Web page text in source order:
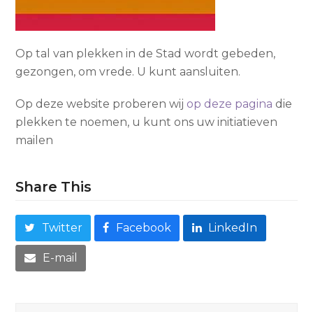
Op tal van plekken in de Stad wordt gebeden,
gezongen, om vrede. U kunt aansluiten.
Op deze website proberen wij op deze pagina die
plekken te noemen, u kunt ons uw initiatieven
mailen
Share This
Twitter Facebook LinkedIn
E-mail